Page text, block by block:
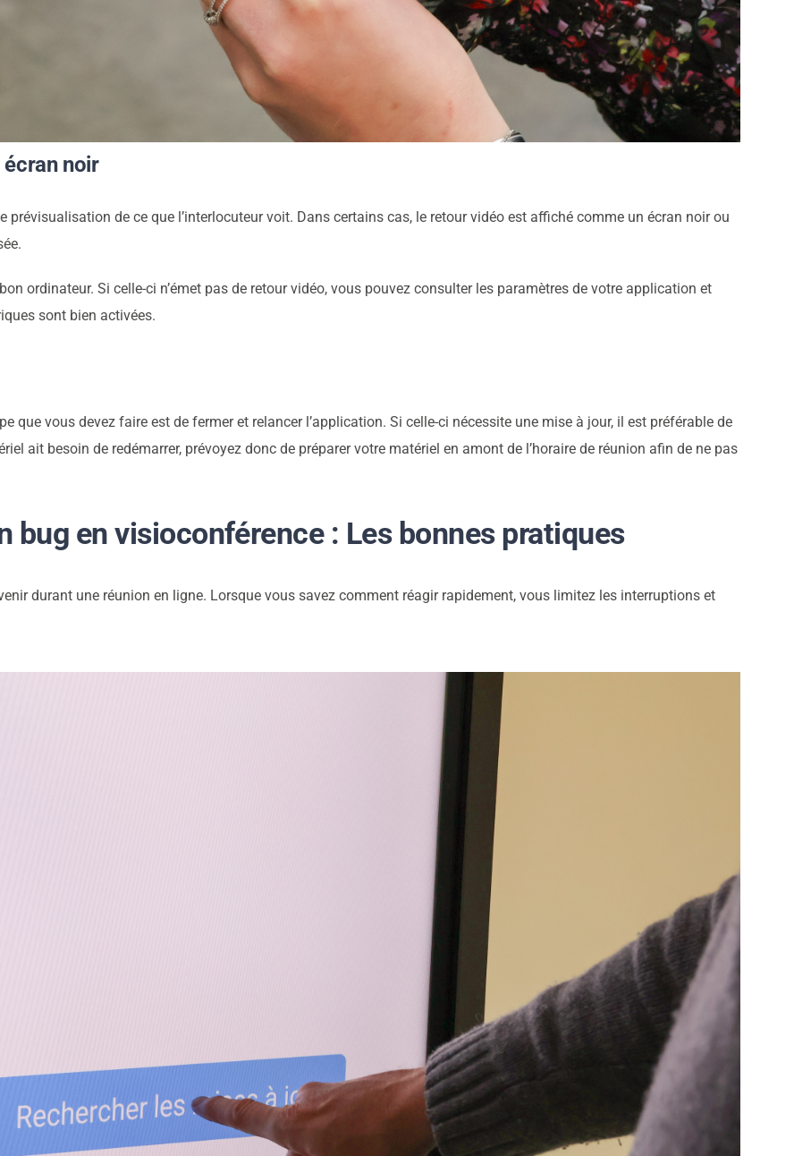
écran noir
de ce que l’interlocuteur voit. Dans certains cas, le retour vidéo est affiché comme un écran noir ou
ordinateur. Si celle-ci n’émet pas de retour vidéo, vous pouvez consulter les paramètres de votre application et
sont bien activées.
que vous devez faire est de fermer et relancer l’application. Si celle-ci nécessite une mise à jour, il est préférable de
ait besoin de redémarrer, prévoyez donc de préparer votre matériel en amont de l’horaire de réunion afin de ne pas
bug en visioconférence : Les bonnes pratiques
durant une réunion en ligne. Lorsque vous savez comment réagir rapidement, vous limitez les interruptions et